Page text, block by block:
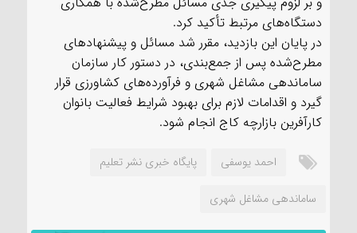
دستگاه‌های مرتبط تأکید کرد.
در پایان این بازدید، مقرر شد مسائل و پیشنهادهای
مطرح‌شده پس از جمع‌بندی، در دستور کار سازمان
ساماندهی مشاغل شهری و فرآورده‌های کشاورزی قرار
گیرد و اقدامات لازم برای بهبود شرایط فعالیت بانوان
کارآفرین بازارچه کاج انجام شود.
احمد یوسفی پایگاه خبری نشر تعلیم
ساماندهی مشاغل شهری